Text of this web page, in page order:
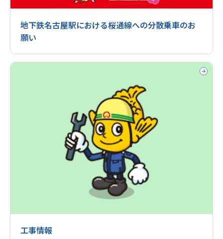
地下鉄名古屋駅における桜通線への分散乗車のお
願い
工事情報